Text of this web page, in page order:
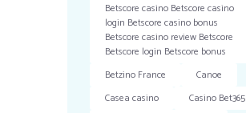
Betscore casino Betscore casino
login Betscore casino bonus
Betscore casino review Betscore
Betscore login Betscore bonus
Betzino France
Canoe
Casea casino
Casino Bet365